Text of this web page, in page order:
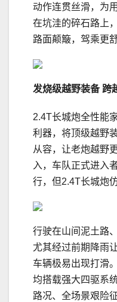
动作连贯丝滑，为
在坑洼的碎石路上
路面颠簸，驾乘更舒
发烧级越野装备 跨
2.4T长城炮全性能
利器，将顶级越野
从容，让老炮越野
入，车队正式进入
行，但2.4T长城炮
行驶在山间泥土路
尤其经过前期降雨
车辆极易出现打滑
均搭载强大四驱系
路况、全场景艰险征